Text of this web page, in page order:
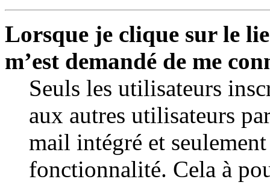
Lorsque je clique sur le
m’est demandé de me
Seuls les utilisateurs
aux autres utilisateurs
mail intégré et
fonctionnalité. Cela à